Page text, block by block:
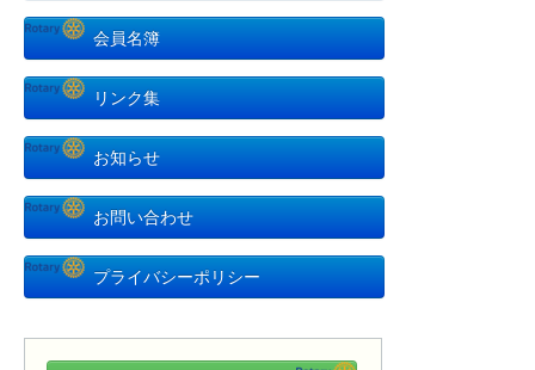
会員名簿
リンク集
お知らせ
お問い合わせ
プライバシーポリシー